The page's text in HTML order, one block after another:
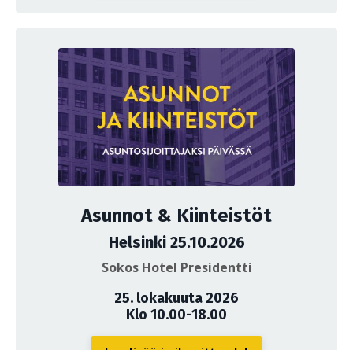
Asunnot & Kiinteistöt
Helsinki 25.10.2026
Sokos Hotel Presidentti
25. lokakuuta 2026
Klo 10.00-18.00